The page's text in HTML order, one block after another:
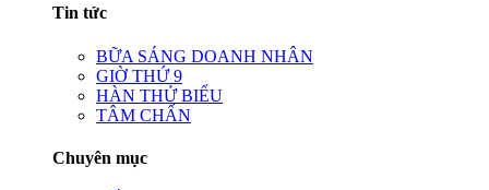
Tin tức
BỮA SÁNG DOANH NHÂN
GIỜ THỨ 9
HÀN THỬ BIỂU
TÂM CHẤN
Chuyên mục